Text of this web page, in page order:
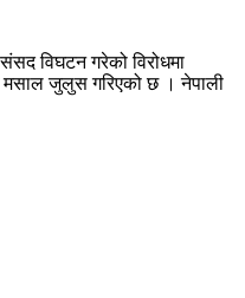
विघटन गरेको विरोधमा
मसाल जुलुस गरिएको छ । नेपाली